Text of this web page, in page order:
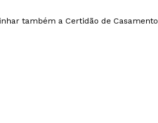
também a Certidão de Casamento